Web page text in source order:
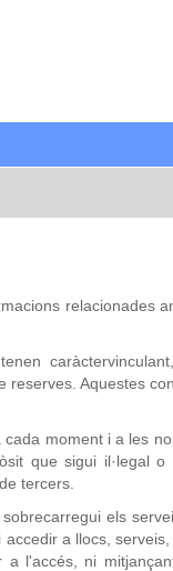
relacionades
Aquestes
moment i a les
que sigui il·legal
tercers.
els
a llocs,
l'accés, ni